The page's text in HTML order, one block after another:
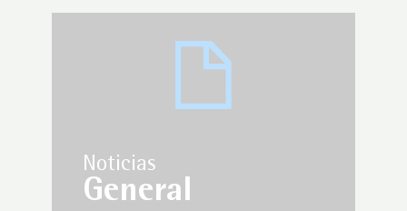
Noticias
General